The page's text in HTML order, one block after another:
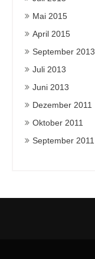
Mai 2015
April 2015
September 2013
Juli 2013
Juni 2013
Dezember 2011
Oktober 2011
September 2011